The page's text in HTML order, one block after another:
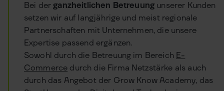
Bei derganzheitlichen Betreuung unserer Kunden
setzen wir auf langjährige und meist regionale
Partnerschaften mit Unternehmen, die unsere
Expertise passend ergänzen.
Sowohl durch die Betreuung im Bereich E-
Commerce durch die Firma Netzstärke als auch
durch das Angebot der Grow Know Academy, das